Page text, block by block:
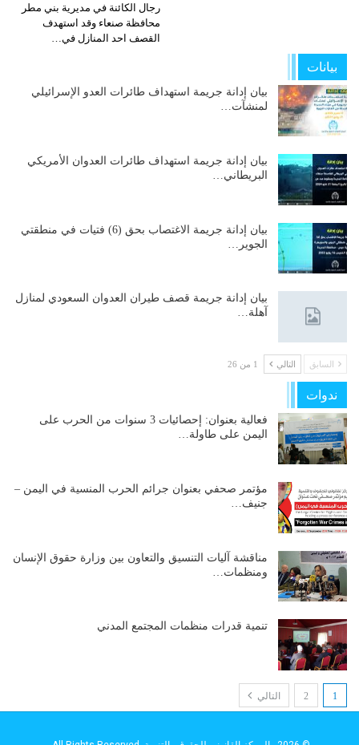
رجال الكائنة في مديرية بني مطر
محافظة صنعاء وقد استهدف
القصف احد المنازل في…
بيانات
بيان إدانة جريمة استهداف طائرات العدو الإسرائيلي
لمنشآت…
بيان إدانة جريمة استهداف طائرات العدوان الأمريكي
البريطاني…
بيان إدانة جريمة الاغتصاب بحق (6) فتيات في منطقتي
الجوير…
بيان إدانة جريمة قصف طيران العدوان السعودي لمنازل
آهلة…
السابق التالي 1 من 26
ندوات
فعالية بعنوان: إحصائيات 3 سنوات من الحرب على
اليمن على طاولة…
مؤتمر صحفي بعنوان جرائم الحرب المنسية في اليمن –
جنيف…
مناقشة آليات التنسيق والتعاون بين وزارة حقوق الإنسان
ومنظمات…
تنمية قدرات منظمات المجتمع المدني
1
2 التالي